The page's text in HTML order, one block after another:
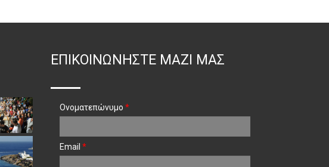
ΕΠΙΚΟΙΝΩΝΉΣΤΕ ΜΑΖΊ ΜΑΣ
Ονοματεπώνυμο *
Email *